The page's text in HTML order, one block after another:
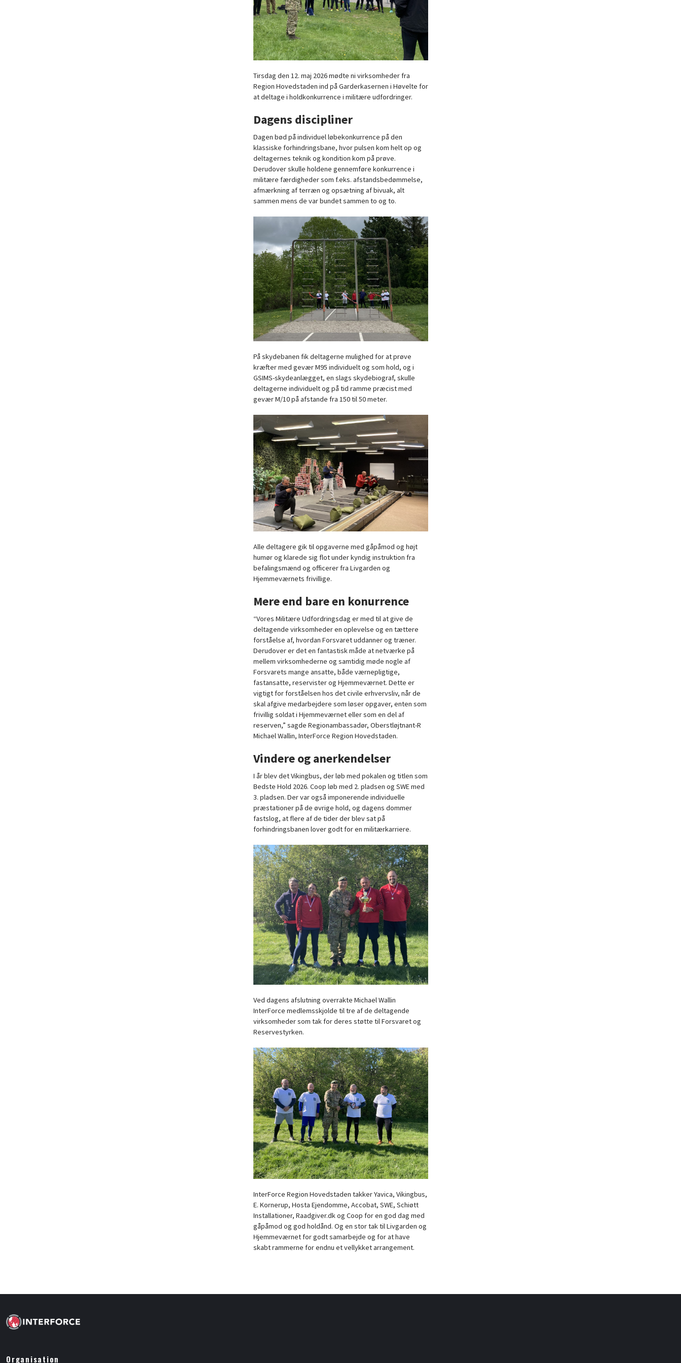
Tirsdag den 12. maj 2026 mødte ni virksomheder fra
Region Hovedstaden ind på Garderkasernen i Høvelte for
at deltage i holdkonkurrence i militære udfordringer.
Dagens discipliner
Dagen bød på individuel løbekonkurrence på den
klassiske forhindringsbane, hvor pulsen kom helt op og
deltagernes teknik og kondition kom på prøve.
Derudover skulle holdene gennemføre konkurrence i
militære færdigheder som f.eks. afstandsbedømmelse,
afmærkning af terræn og opsætning af bivuak, alt
sammen mens de var bundet sammen to og to.
På skydebanen fik deltagerne mulighed for at prøve
kræfter med gevær M95 individuelt og som hold, og i
GSIMS-skydeanlægget, en slags skydebiograf, skulle
deltagerne individuelt og på tid ramme præcist med
gevær M/10 på afstande fra 150 til 50 meter.
Alle deltagere gik til opgaverne med gåpåmod og højt
humør og klarede sig flot under kyndig instruktion fra
befalingsmænd og officerer fra Livgarden og
Hjemmeværnets frivillige.
Mere end bare en konurrence
“Vores Militære Udfordringsdag er med til at give de
deltagende virksomheder en oplevelse og en tættere
forståelse af, hvordan Forsvaret uddanner og træner.
Derudover er det en fantastisk måde at netværke på
mellem virksomhederne og samtidig møde nogle af
Forsvarets mange ansatte, både værnepligtige,
fastansatte, reservister og Hjemmeværnet. Dette er
vigtigt for forståelsen hos det civile erhvervsliv, når de
skal afgive medarbejdere som løser opgaver, enten som
frivillig soldat i Hjemmeværnet eller som en del af
reserven,” sagde Regionambassadør, Oberstløjtnant-R
Michael Wallin, InterForce Region Hovedstaden.
Vindere og anerkendelser
I år blev det Vikingbus, der løb med pokalen og titlen som
Bedste Hold 2026. Coop løb med 2. pladsen og SWE med
3. pladsen. Der var også imponerende individuelle
præstationer på de øvrige hold, og dagens dommer
fastslog, at flere af de tider der blev sat på
forhindringsbanen lover godt for en militærkarriere.
Ved dagens afslutning overrakte Michael Wallin
InterForce medlemsskjolde til tre af de deltagende
virksomheder som tak for deres støtte til Forsvaret og
Reservestyrken.
InterForce Region Hovedstaden takker Yavica, Vikingbus,
E. Kornerup, Hosta Ejendomme, Accobat, SWE, Schiøtt
Installationer, Raadgiver.dk og Coop for en god dag med
gåpåmod og god holdånd. Og en stor tak til Livgarden og
Hjemmeværnet for godt samarbejde og for at have
skabt rammerne for endnu et vellykket arrangement.
Organisation